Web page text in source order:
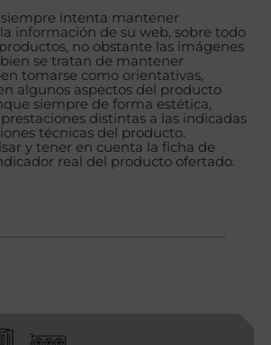
siempre intenta mantener
información de su web, sobre todo
no obstante las imágenes
se tratan de mantener
tomarse como orientativas,
algunos aspectos del producto
siempre de forma estética,
distintas a las indicadas
técnicas del producto.
y tener en cuenta la ficha de
real del producto ofertado.